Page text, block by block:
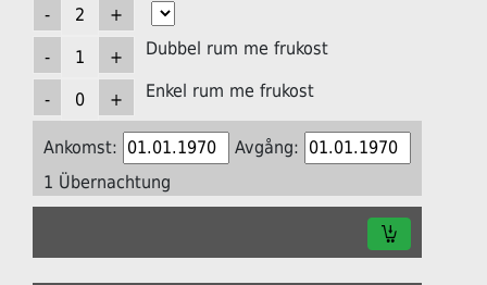
Dubbel rum me frukost
Enkel rum me frukost
Ankomst:
Avgång:
1 Übernachtung